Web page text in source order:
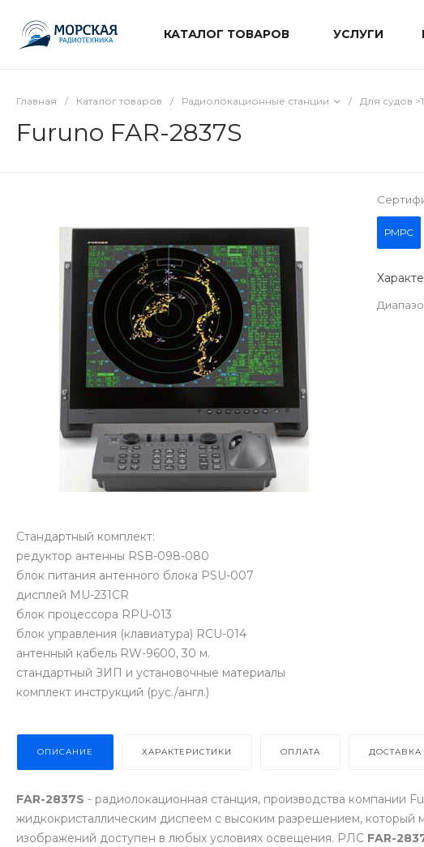
КАТАЛОГ ТОВАРОВ УСЛУГИ
Главная / Каталог товаров / Радиолокационные станции / Для судов
Furuno FAR-2837S
Стандартный комплект:
редуктор антенны RSB-098-080
блок питания антенного блока PSU-007
дисплей MU-231CR
блок процессора RPU-013
блок управления (клавиатура) RCU-014
антенный кабель RW-9600, 30 м.
стандартный ЗИП и установочные материалы
комплект инструкций (рус./англ.)
РМРС
ОПИСАНИЕ ХАРАКТЕРИСТИКИ ОПЛАТА ДОСТАВКА
FAR-2837S - радиолокационная станция, производства компании
жидкокристаллическим диспеем с высоким разрешением,
изображений доступен в любых условиях освещения. РЛС FAR-